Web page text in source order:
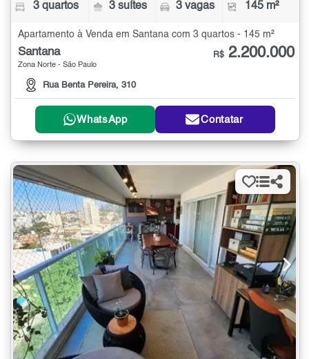
3 quartos 3 suítes 3 vagas 145 m²
Apartamento à Venda em Santana com 3 quartos - 145 m²
Santana
Zona Norte - São Paulo
Rua Benta Pereira, 310
R$ 2.200.000
WhatsApp Contatar